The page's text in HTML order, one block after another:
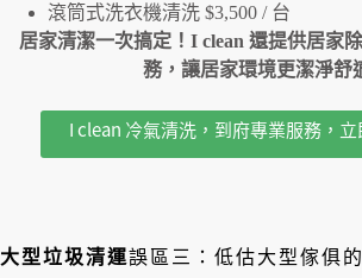
滾筒式洗衣機清洗 $3,500 / 台
居家清潔一次搞定！I clean 還提供居家
務，讓居家環境更潔淨舒
I clean 冷氣清洗，到府專業服務，立
大型垃圾清運誤區三：低估大型傢俱